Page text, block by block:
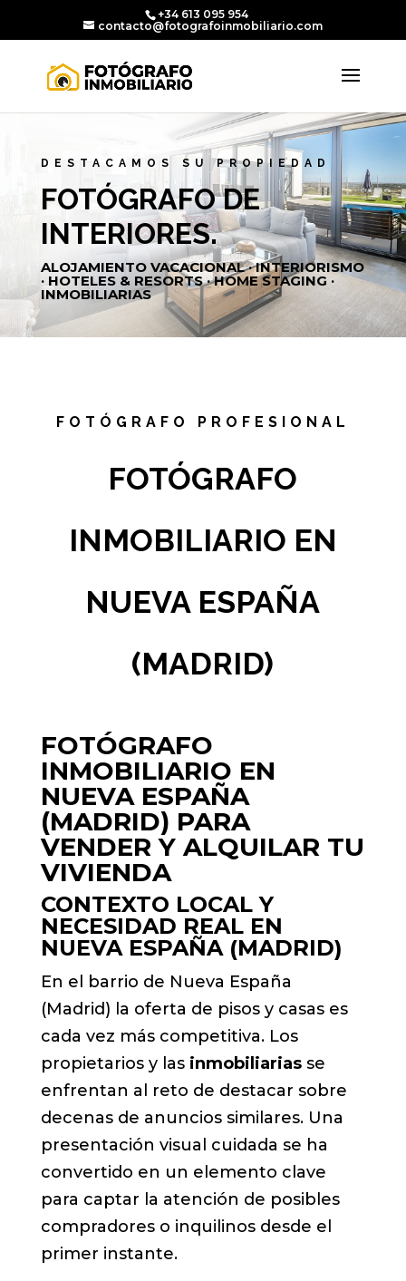
+34 613 095 954
contacto@fotografoinmobiliario.com
DESTACAMOS SU PROPIEDAD
FOTÓGRAFO DE
INTERIORES.
ALOJAMIENTO VACACIONAL · INTERIORISMO
· HOTELES & RESORTS · HOME STAGING ·
INMOBILIARIAS
FOTÓGRAFO PROFESIONAL
FOTÓGRAFO
INMOBILIARIO EN
NUEVA ESPAÑA
(MADRID)
FOTÓGRAFO
INMOBILIARIO EN
NUEVA ESPAÑA
(MADRID) PARA
VENDER Y ALQUILAR TU
VIVIENDA
CONTEXTO LOCAL Y
NECESIDAD REAL EN
NUEVA ESPAÑA (MADRID)
En el barrio de Nueva España
(Madrid) la oferta de pisos y casas es
cada vez más competitiva. Los
propietarios y las inmobiliariasse
enfrentan al reto de destacar sobre
decenas de anuncios similares. Una
presentación visual cuidada se ha
convertido en un elemento clave
para captar la atención de posibles
compradores o inquilinos desde el
primer instante.